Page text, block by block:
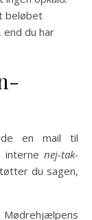
beløbet
du har
en mail til
interne nej-tak-
du sagen,
Mødrehjælpens